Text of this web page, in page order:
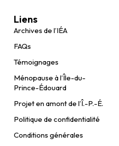
Liens
Archives de l’IÉA
FAQs
Témoignages
Ménopause à l’Île-du-
Prince-Édouard
Projet en amont de l’Î.-P.-É.
Politique de confidentialité
Conditions générales